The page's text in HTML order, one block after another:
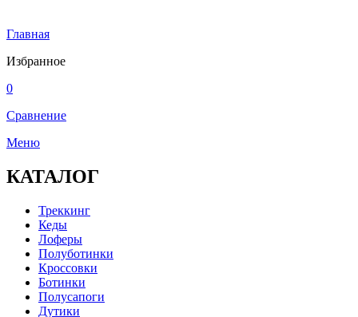
Главная
Избранное
0
Сравнение
Меню
КАТАЛОГ
Треккинг
Кеды
Лоферы
Полуботинки
Кроссовки
Ботинки
Полусапоги
Дутики